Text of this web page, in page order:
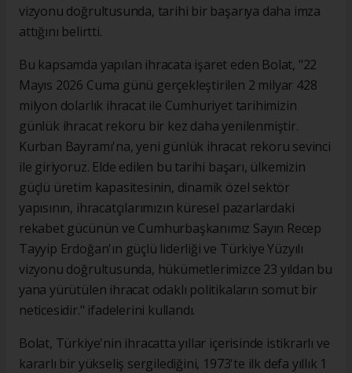
vizyonu doğrultusunda, tarihi bir başarıya daha imza
attığını belirtti.
Bu kapsamda yapılan ihracata işaret eden Bolat, "22
Mayıs 2026 Cuma günü gerçekleştirilen 2 milyar 428
milyon dolarlık ihracat ile Cumhuriyet tarihimizin
günlük ihracat rekoru bir kez daha yenilenmiştir.
Kurban Bayramı'na, yeni günlük ihracat rekoru sevinci
ile giriyoruz. Elde edilen bu tarihi başarı, ülkemizin
güçlü üretim kapasitesinin, dinamik özel sektör
yapısının, ihracatçılarımızın küresel pazarlardaki
rekabet gücünün ve Cumhurbaşkanımız Sayın Recep
Tayyip Erdoğan'ın güçlü liderliği ve Türkiye Yüzyılı
vizyonu doğrultusunda, hükümetlerimizce 23 yıldan bu
yana yürütülen ihracat odaklı politikaların somut bir
neticesidir." ifadelerini kullandı.
Bolat, Türkiye'nin ihracatta yıllar içerisinde istikrarlı ve
kararlı bir yükseliş sergilediğini, 1973'te ilk defa yıllık 1